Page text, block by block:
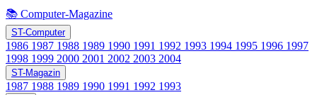
📚 Computer-Magazine
ST-Computer
1986 1987 1988 1989 1990 1991 1992 1993 1994 1995 1996 1997
1998 1999 2000 2001 2002 2003 2004
ST-Magazin
1987 1988 1989 1990 1991 1992 1993